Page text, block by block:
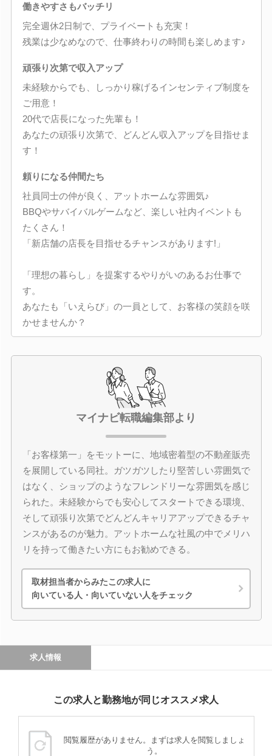
働きやすさもバッチリ
完全週休2日制で、プライベートも充実！
残業は少なめなので、仕事終わりの時間も楽しめます♪
頑張り次第で収入アップ
未経験からでも、しっかり稼げるインセンティブ制度を
ご用意！
20代で店長になった先輩も！
あなたの頑張り次第で、どんどん収入アップを目指せま
す！
頼りになる仲間たち
社員同士の仲が良く、アットホームな雰囲気♪
BBQやサバイバルゲームなど、楽しい社内イベントも
たくさん！
「新店舗の店長を目指せるチャンスがあります!」
「理想の暮らし」を提案するやりがいのあるお仕事で
す。
あなたも「いえらび」の一員として、お客様の笑顔を咲
かせませんか？
マイナビ転職編集部より
「お客様第一」をモットーに、地域密着型の不動産販売
を展開している同社。ガツガツしたり堅苦しい雰囲気で
はなく、ショップのようなフレンドリーな雰囲気を感じ
られた。未経験からでも安心してスタートできる環境、
そして頑張り次第でどんどんキャリアアップできるチャ
ンスがあるのが魅力。アットホームな社風の中でメリハ
リを持って働きたい方にもお勧めできる。
取材担当者からみたこの求人に
向いている人・向いていない人をチェック
求人情報
この求人と勤務地が同じオススメ求人
閲覧履歴がありません。まずは求人を閲覧しましょ
う。